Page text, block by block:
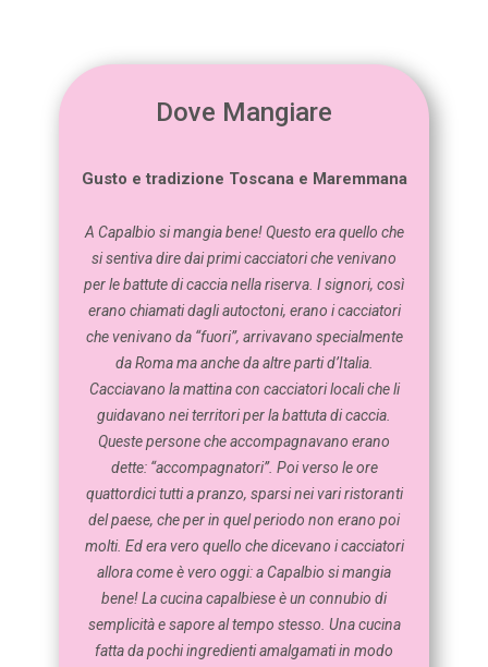
Dove Mangiare
Gusto e tradizione Toscana e Maremmana
A Capalbio si mangia bene! Questo era quello che
si sentiva dire dai primi cacciatori che venivano
per le battute di caccia nella riserva. I signori, così
erano chiamati dagli autoctoni, erano i cacciatori
che venivano da “fuori”, arrivavano specialmente
da Roma ma anche da altre parti d’Italia.
Cacciavano la mattina con cacciatori locali che li
guidavano nei territori per la battuta di caccia.
Queste persone che accompagnavano erano
dette: “accompagnatori”. Poi verso le ore
quattordici tutti a pranzo, sparsi nei vari ristoranti
del paese, che per in quel periodo non erano poi
molti. Ed era vero quello che dicevano i cacciatori
allora come è vero oggi: a Capalbio si mangia
bene! La cucina capalbiese è un connubio di
semplicità e sapore al tempo stesso. Una cucina
fatta da pochi ingredienti amalgamati in modo